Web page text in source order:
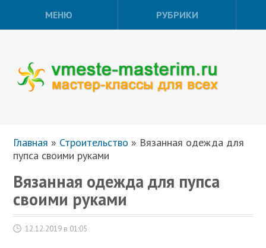
МЕНЮ РУБРИКИ
Главная » Строительство » Вязанная одежда для
пупса своими руками
Вязанная одежда для пупса
своими руками
12.12.2019 в 01:05